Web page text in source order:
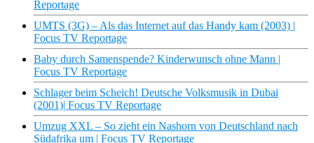
Reportage
UMTS (3G) – Als das Internet auf das Handy kam (2003) |
Focus TV Reportage
Baby durch Samenspende? Kinderwunsch ohne Mann |
Focus TV Reportage
Schlager beim Scheich! Deutsche Volksmusik in Dubai
(2001)| Focus TV Reportage
Umzug XXL – So zieht ein Nashorn von Deutschland nach
Südafrika um | Focus TV Reportage